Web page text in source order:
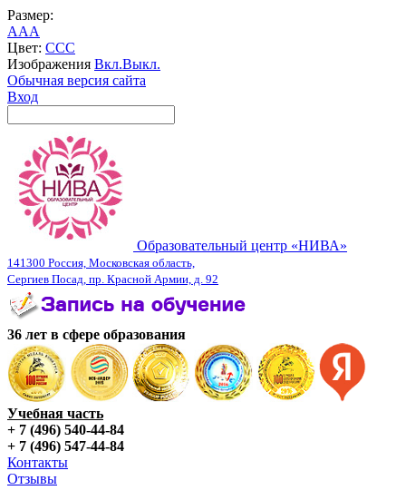
Размер:
AAA
Цвет: CCC
Изображения Вкл.Выкл.
Обычная версия сайта
Вход
Образовательный центр «НИВА»
141300 Россия, Московская область,
Сергиев Посад, пр. Красной Армии, д. 92
36 лет в сфере образования
Учебная часть
+ 7 (496) 540-44-84
+ 7 (496) 547-44-84
Контакты
Отзывы